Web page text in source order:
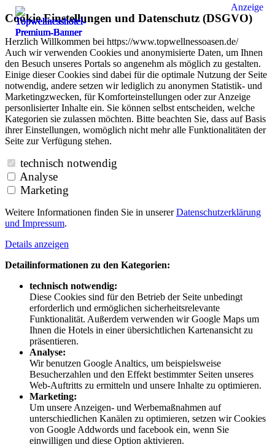
Cookie Einstellungen und Datenschutz (DSGVO)
Herzlich Willkommen bei https://www.topwellnessoasen.de/
Auch wir verwenden Cookies und anonymisierte Daten, um Ihnen
den Besuch unseres Portals so angenehm als möglich zu gestalten.
Einige dieser Cookies sind dabei für die optimale Nutzung der Seite
notwendig, andere setzen wir lediglich zu anonymen Statistik- und
Marketingzwecken, für Komforteinstellungen oder zur Anzeige
personlisierter Inhalte ein. Sie können selbst entscheiden, welche
Kategorien sie zulassen möchten. Bitte beachten Sie, dass auf Basis
ihrer Einstellungen, womöglich nicht mehr alle Funktionalitäten der
Seite zur Verfügung stehen.
technisch notwendig
Analyse
Marketing
Weitere Informationen finden Sie in unsererDatenschutzerklärung
und Impressum.
Details anzeigen
Detailinformationen zu den Kategorien:
technisch notwendig:
Diese Cookies sind für den Betrieb der Seite unbedingt
erforderlich und ermöglichen sicherheitsrelevante
Funktionalität. Außerdem verwenden wir Google Maps um
Ihnen die Hotels in einer übersichtlichen Kartenansicht zu
präsentieren.
Analyse:
Wir benutzen Google Analtics, um beispielsweise
Besucherzahlen und den Effekt bestimmter Seiten unseres
Web-Auftritts zu ermitteln und unsere Inhalte zu optimieren.
Marketing:
Um unsere Anzeigen- und Werbemaßnahmen auf
unterschiedlichen Kanälen zu optimieren, setzen wir Cookies
von Google Addwords und facebook ein, wenn Sie
einwilligen und diese Option aktivieren.
Anzeige